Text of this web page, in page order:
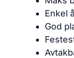
Enkel
God